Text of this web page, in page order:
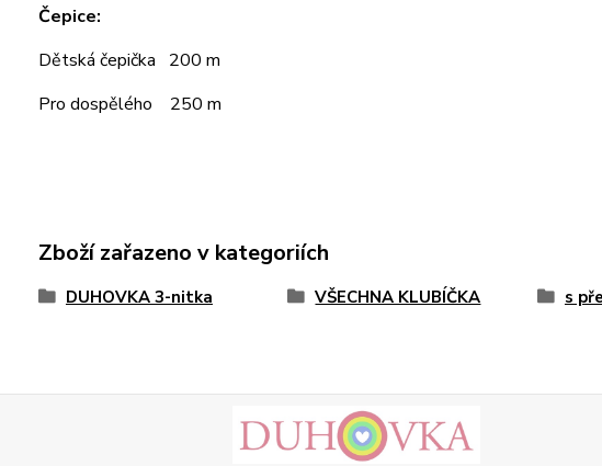
Čepice:
Dětská čepička 200 m
Pro dospělého 250 m
Zboží zařazeno v kategoriích
DUHOVKA 3-nitka VŠECHNA KLUBÍČKA s